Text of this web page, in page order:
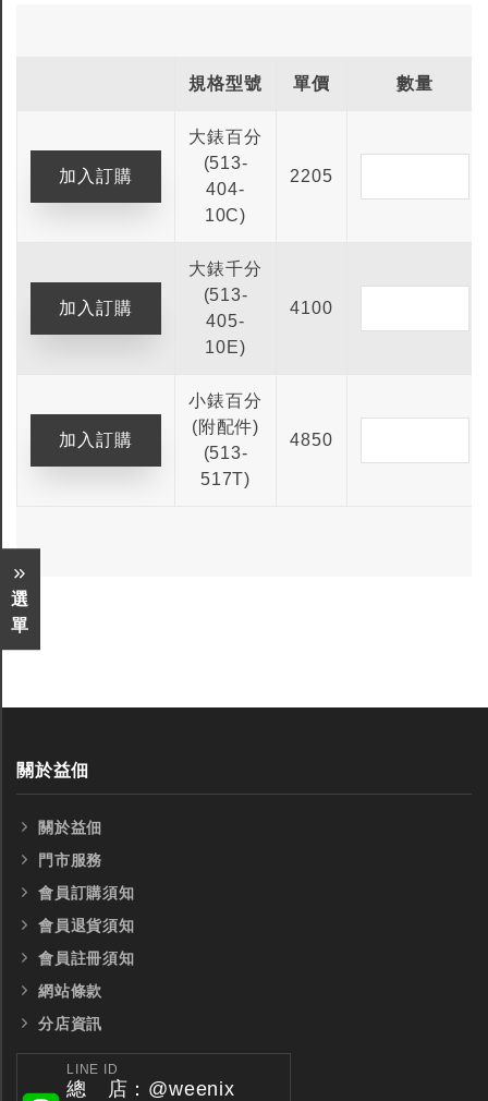
選
單
全鎢鋼銑刀
台製WEENIX四刃全鎢鋼銑刀
規格型號 單價 數量
大錶百分
(513-
404-
10C)
2205
大錶千分
(513-
405-
10E)
4100
小錶百分
(附配件)
(513-
517T)
4850
關於益佃
關於益佃
門市服務
會員訂購須知
會員退貨須知
會員註冊須知
網站條款
分店資訊
LINE ID
總 店：@weenix